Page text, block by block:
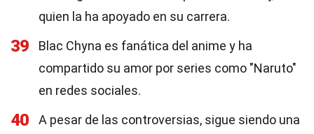
quien la ha apoyado en su carrera.
39
Blac Chyna es fanática del anime y ha
compartido su amor por series como "Naruto"
en redes sociales.
40
A pesar de las controversias, sigue siendo una